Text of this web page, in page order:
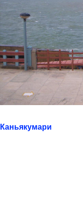
Каньякумари